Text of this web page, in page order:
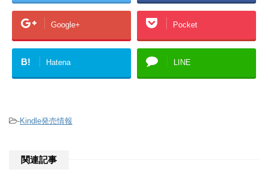
Google+ Pocket
B! Hatena LINE
-Kindle発売情報
関連記事